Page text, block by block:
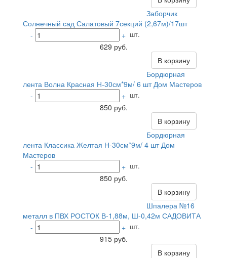
Заборчик
Солнечный сад Салатовый 7секций (2,67м)/17шт
-
+ шт.
629 руб.
В корзину
Бордюрная
лента Волна Красная Н-30см*9м/ 6 шт Дом Мастеров
-
+ шт.
850 руб.
В корзину
Бордюрная
лента Классика Желтая Н-30см*9м/ 4 шт Дом
Мастеров
-
+ шт.
850 руб.
В корзину
Шпалера №16
металл в ПВХ РОСТОК В-1,88м, Ш-0,42м САДОВИТА
-
+ шт.
915 руб.
В корзину